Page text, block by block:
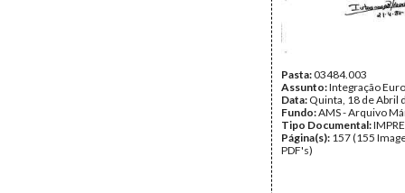
Pasta:03484.003
Assunto:Integração
Data: Quinta, 18 de Abril
Fundo:AMS - Arquivo
Tipo Documental:
Página(s): 157 (155
PDF's)